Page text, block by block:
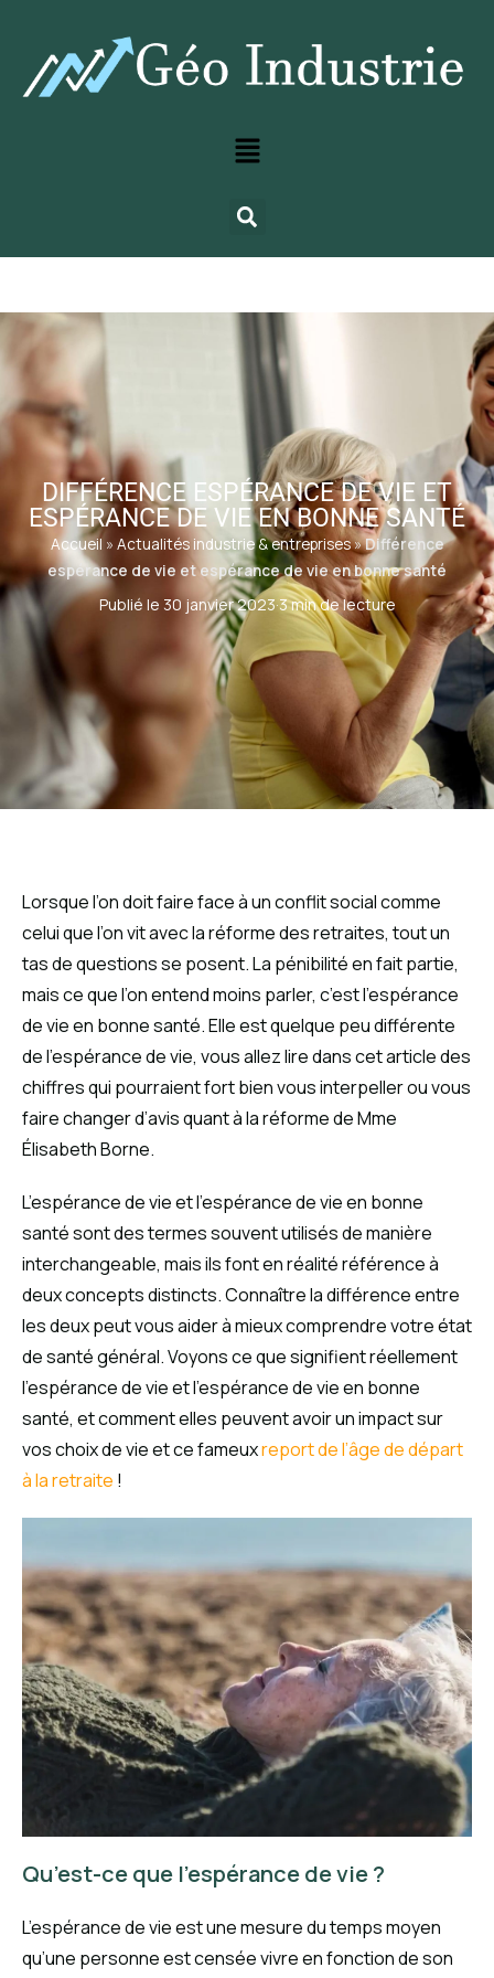
DIFFÉRENCE ESPÉRANCE DE VIE ET
ESPÉRANCE DE VIE EN BONNE SANTÉ
Accueil » Actualités industrie & entreprises»Différence
espérance de vie et espérance de vie en bonne santé
Publié le 30 janvier 2023·3 min de lecture
Lorsque l’on doit faire face à un conflit social comme
celui que l’on vit avec la réforme des retraites, tout un
tas de questions se posent. La pénibilité en fait partie,
mais ce que l’on entend moins parler, c’est l’espérance
de vie en bonne santé. Elle est quelque peu différente
de l’espérance de vie, vous allez lire dans cet article des
chiffres qui pourraient fort bien vous interpeller ou vous
faire changer d’avis quant à la réforme de Mme
Élisabeth Borne.
L’espérance de vie et l’espérance de vie en bonne
santé sont des termes souvent utilisés de manière
interchangeable, mais ils font en réalité référence à
deux concepts distincts. Connaître la différence entre
les deux peut vous aider à mieux comprendre votre état
de santé général. Voyons ce que signifient réellement
l’espérance de vie et l’espérance de vie en bonne
santé, et comment elles peuvent avoir un impact sur
vos choix de vie et ce fameuxreport de l’âge de départ
à la retraite !
Qu’est-ce que l’espérance de vie ?
L’espérance de vie est une mesure du temps moyen
qu’une personne est censée vivre en fonction de son